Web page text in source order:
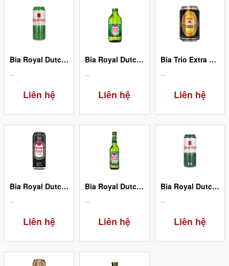
Bia Royal Dutch Post Horn Full Flavour - Lon 5%/500ml
...
Liên hệ
Bia Royal Dutch Post Horn Extra Strong - Chai 8,5%/ 250ml
...
Liên hệ
Bia Trio Extra Stout Beer - Lon 7.2%/330ml (24 Lon/ Thùng)
...
Liên hệ
Bia Royal Dutch Post Horn Ultra Strong 14% 500ml (24 Lon/Thùng)
...
Liên hệ
Bia Royal Dutch Post Horn Full Flavour - Chai 5%/ 330ml
...
Liên hệ
Bia Royal Dutch Post Horn Extra Strong - Lon 8,5%/ 500ml
...
Liên hệ